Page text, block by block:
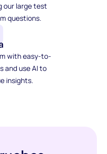
our large test
questions.
with easy-to-
and use AI to
insights.